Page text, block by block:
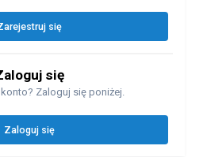
się
się
Zaloguj się poniżej.
Zaloguj się